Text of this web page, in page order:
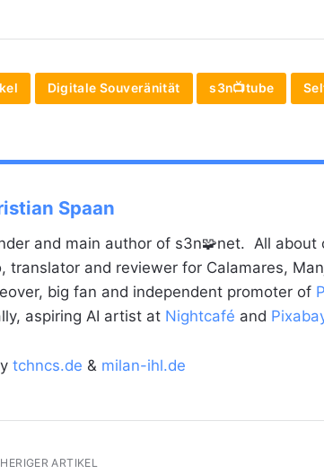
Digitale Souveränität s3n📺tube
Spaan
and main author of s3n🧩net. All about
translator and reviewer for Calamares,
big fan and independent promoter of
aspiring AI artist at Nightcafé and
tchncs.de & milan-ihl.de
ARTIKEL